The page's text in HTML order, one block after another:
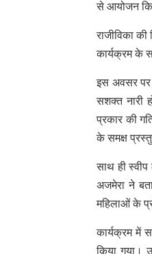
से आयोजन
राजीविका
कार्यक्रम के
इस अवसर पर
सशक्त नारी
प्रकार की
के समक्ष
साथ ही
अजमेरा ने
महिलाओं के
कार्यक्रम में
किया गया।